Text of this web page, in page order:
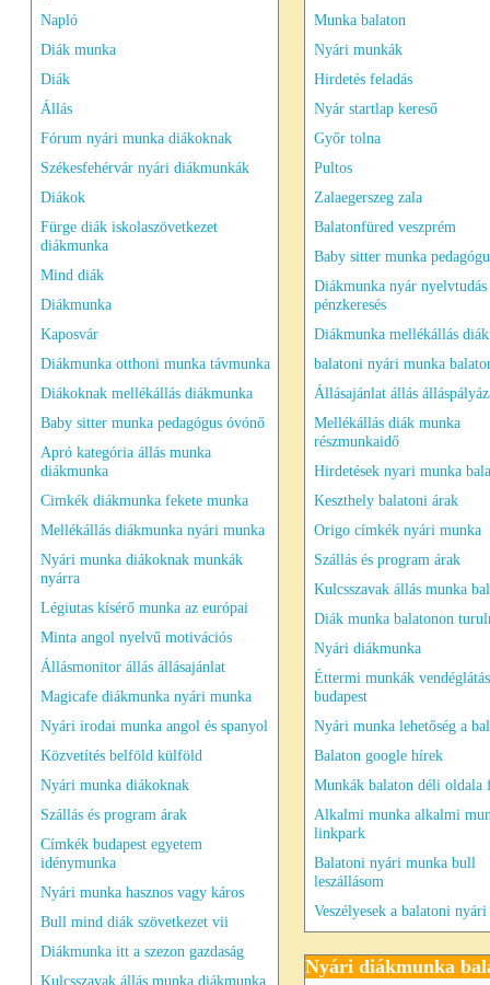
Napló
Diák munka
Diák
Állás
Fórum nyári munka diákoknak
Székesfehérvár nyári diákmunkák
Diákok
Fürge diák iskolaszövetkezet
diákmunka
Mind diák
Diákmunka
Kaposvár
Diákmunka otthoni munka távmunka
Diákoknak mellékállás diákmunka
Baby sitter munka pedagógus óvónő
Apró kategória állás munka
diákmunka
Cimkék diákmunka fekete munka
Mellékállás diákmunka nyári munka
Nyári munka diákoknak munkák
nyárra
Légiutas kísérő munka az európai
Minta angol nyelvű motivációs
Állásmonitor állás állásajánlat
Magicafe diákmunka nyári munka
Nyári irodai munka angol és spanyol
Közvetítés belföld külföld
Nyári munka diákoknak
Szállás és program árak
Címkék budapest egyetem
idénymunka
Nyári munka hasznos vagy káros
Bull mind diák szövetkezet vii
Diákmunka itt a szezon gazdaság
Kulcsszavak állás munka diákmunka
Munka balaton
Nyári munkák
Hirdetés feladás
Nyár startlap kereső
Győr tolna
Pultos
Zalaegerszeg zala
Balatonfüred veszprém
Baby sitter munka
Diákmunka nyár nyelvtudás
pénzkeresés
Diákmunka mellékállás
balatoni nyári munka
Állásajánlat állás
Mellékállás diák munka
részmunkaidő
Hirdetések nyari munka
Keszthely balatoni árak
Origo címkék nyári munka
Szállás és program árak
Kulcsszavak állás munka
Diák munka balatonon
Nyári diákmunka
Éttermi munkák vendéglátás
budapest
Nyári munka lehetőség a
Balaton google hírek
Munkák balaton déli oldala
Alkalmi munka alkalmi
linkpark
Balatoni nyári munka bull
leszállásom
Veszélyesek a balatoni
Nyári diákmunka